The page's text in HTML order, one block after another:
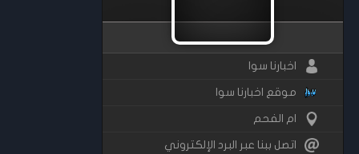
اخبارنا سوا
موقع اخبارنا سوا
ام الفحم
اتصل ببنا عبر البرد الإلكتروني